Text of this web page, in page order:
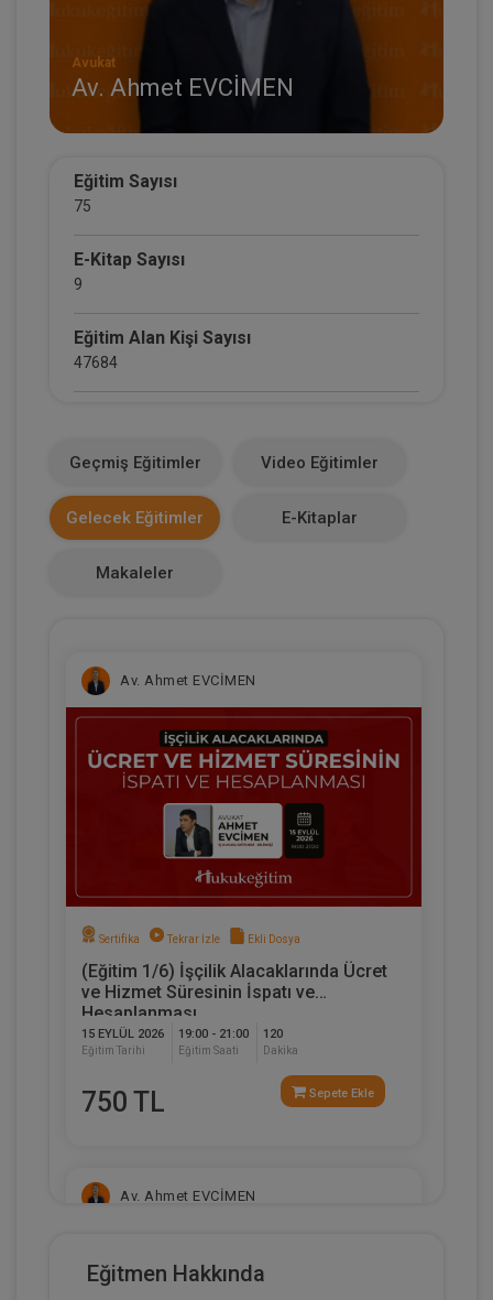
Avukat
Av. Ahmet EVCİMEN
Eğitim Sayısı
75
E-Kitap Sayısı
9
Eğitim Alan Kişi Sayısı
47684
Makale Sayısı
0
Geçmiş Eğitimler Video Eğitimler
Gelecek Eğitimler E-Kitaplar
Makaleler
Av. Ahmet EVCİMEN
Sertifika Tekrar İzle Ekli Dosya
(Eğitim 1/6) İşçilik Alacaklarında Ücret
ve Hizmet Süresinin İspatı ve
Hesaplanması
15 EYLÜL 2026
Eğitim Tarihi
19:00 - 21:00
Eğitim Saati
120
Dakika
750 TL Sepete Ekle
Av. Ahmet EVCİMEN
Eğitmen Hakkında